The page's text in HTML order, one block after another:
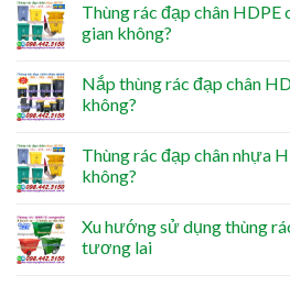
Thùng rác đạp chân
gian không?
Nắp thùng rác đạp chân
không?
Thùng rác đạp chân nhựa
không?
Xu hướng sử dụng thùng
tương lai